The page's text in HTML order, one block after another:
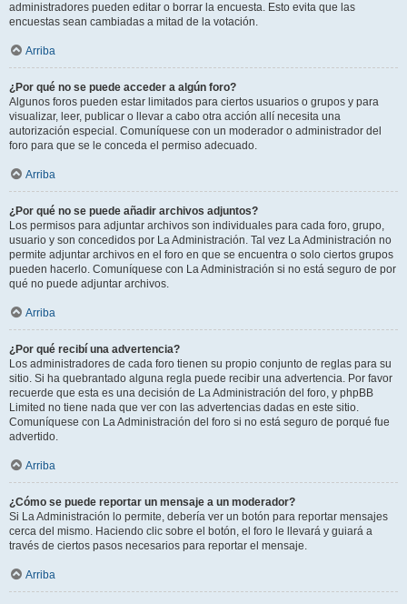
administradores pueden editar o borrar la encuesta. Esto evita que las
encuestas sean cambiadas a mitad de la votación.
Arriba
¿Por qué no se puede acceder a algún foro?
Algunos foros pueden estar limitados para ciertos usuarios o grupos y para
visualizar, leer, publicar o llevar a cabo otra acción allí necesita una
autorización especial. Comuníquese con un moderador o administrador del
foro para que se le conceda el permiso adecuado.
Arriba
¿Por qué no se puede añadir archivos adjuntos?
Los permisos para adjuntar archivos son individuales para cada foro, grupo,
usuario y son concedidos por La Administración. Tal vez La Administración no
permite adjuntar archivos en el foro en que se encuentra o solo ciertos grupos
pueden hacerlo. Comuníquese con La Administración si no está seguro de por
qué no puede adjuntar archivos.
Arriba
¿Por qué recibí una advertencia?
Los administradores de cada foro tienen su propio conjunto de reglas para su
sitio. Si ha quebrantado alguna regla puede recibir una advertencia. Por favor
recuerde que esta es una decisión de La Administración del foro, y phpBB
Limited no tiene nada que ver con las advertencias dadas en este sitio.
Comuníquese con La Administración del foro si no está seguro de porqué fue
advertido.
Arriba
¿Cómo se puede reportar un mensaje a un moderador?
Si La Administración lo permite, debería ver un botón para reportar mensajes
cerca del mismo. Haciendo clic sobre el botón, el foro le llevará y guiará a
través de ciertos pasos necesarios para reportar el mensaje.
Arriba